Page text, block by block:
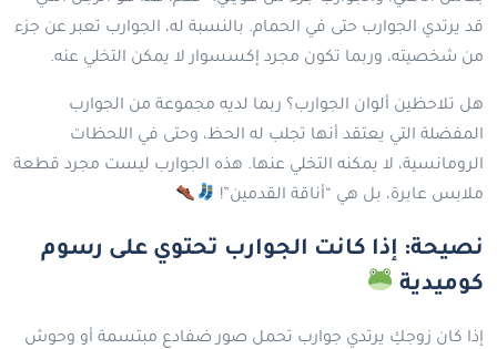
قد يرتدي الجوارب حتى في الحمام. بالنسبة له، الجوارب تعبر عن جزء
من شخصيته، وربما تكون مجرد إكسسوار لا يمكن التخلي عنه.
هل تلاحظين ألوان الجوارب؟ ربما لديه مجموعة من الجوارب
المفضلة التي يعتقد أنها تجلب له الحظ، وحتى في اللحظات
الرومانسية، لا يمكنه التخلي عنها. هذه الجوارب ليست مجرد قطعة
ملابس عابرة، بل هي “أناقة القدمين”!
نصيحة: إذا كانت الجوارب تحتوي على رسوم
كوميدية
إذا كان زوجكِ يرتدي جوارب تحمل صور ضفادع مبتسمة أو وحوش